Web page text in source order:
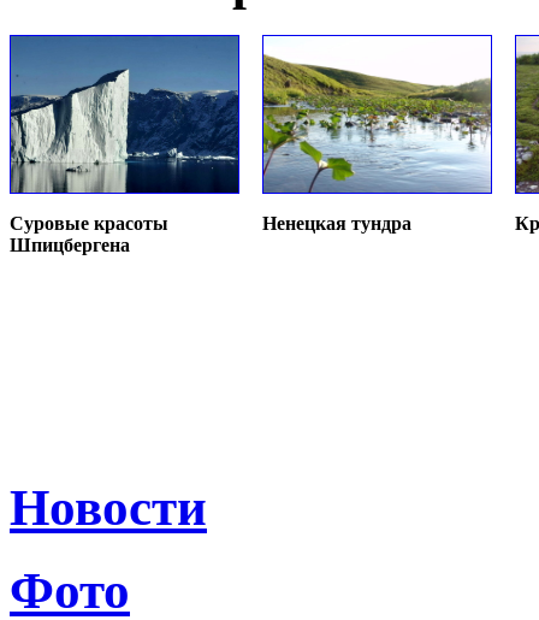
Суровые красоты
Шпицбергена
Ненецкая тундра
Новости
Фото